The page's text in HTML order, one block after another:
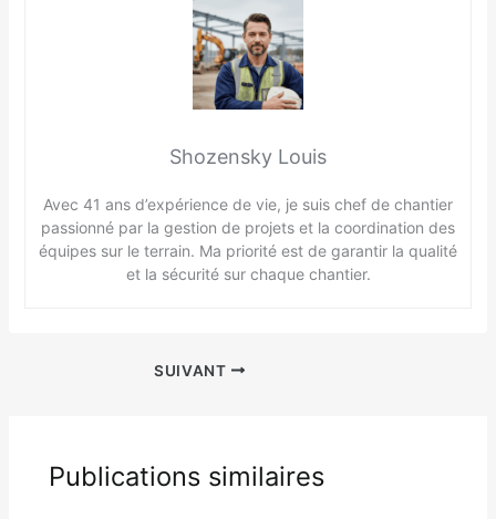
Shozensky Louis
Avec 41 ans d’expérience de vie, je suis chef de chantier
passionné par la gestion de projets et la coordination des
équipes sur le terrain. Ma priorité est de garantir la qualité
et la sécurité sur chaque chantier.
SUIVANT
Publications similaires